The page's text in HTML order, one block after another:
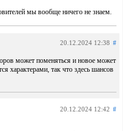
мы вообще ничего не знаем.
20.12.2024 12:38 #
может поменяться и новое может
характерами, так что здесь шансов
20.12.2024 12:42 #